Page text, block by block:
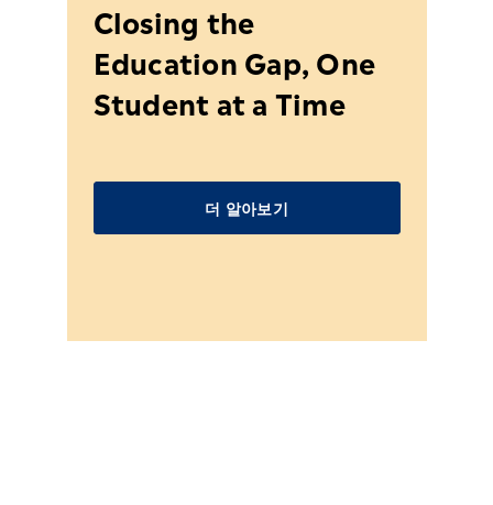
Closing the
Education Gap, One
Student at a Time
더 알아보기